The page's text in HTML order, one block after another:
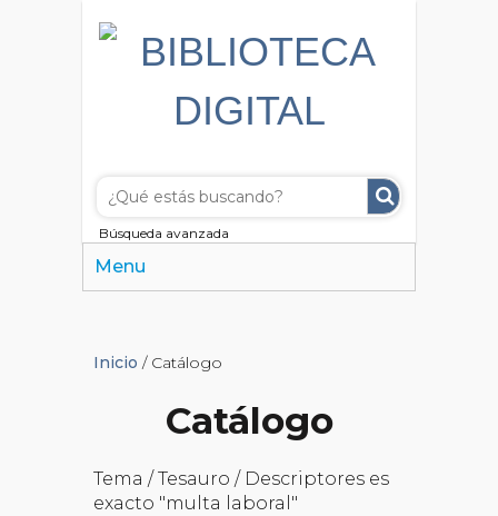
Búsqueda avanzada
Menu
Inicio / Catálogo
Catálogo
Tema / Tesauro / Descriptores es
exacto "multa laboral"